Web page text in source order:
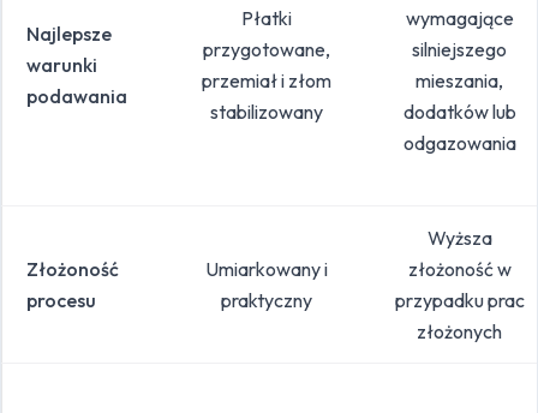
Najlepsze
warunki
podawania
Płatki
przygotowane,
przemiał i złom
stabilizowany
wymagające
silniejszego
mieszania,
dodatków lub
odgazowania
Złożoność
procesu
Umiarkowany i
praktyczny
Wyższa
złożoność w
przypadku prac
złożonych